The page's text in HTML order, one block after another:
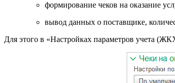
формирование чеков на оказание
вывод данных о поставщике,
Для этого в «Настройках параметров учета